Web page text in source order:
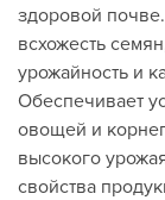
здоровой
всхожесть
урожайность и
Обеспечивает
овощей и
высокого
свойства